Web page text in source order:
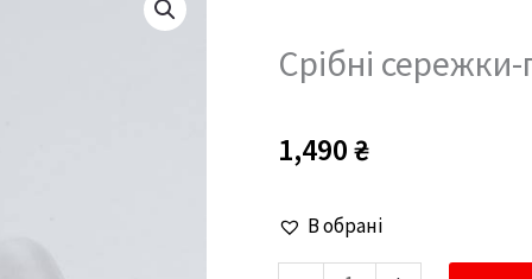
Срібні
1,490₴
В обрані
Срібні
сережки-